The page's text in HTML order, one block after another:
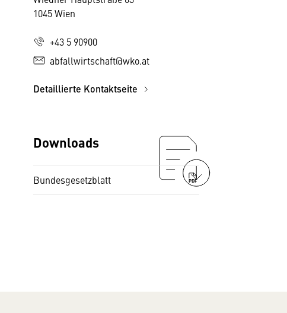
1045 Wien
+43 5 90900
abfallwirtschaft@wko.at
Detaillierte Kontaktseite
Downloads
Bundesgesetzblatt PDF